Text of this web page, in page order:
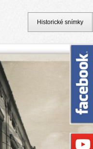
Historické snímky